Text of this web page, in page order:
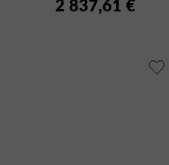
2 837,61 €